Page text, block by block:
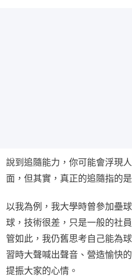
說到追隨能力，你可能會浮現
面，但其實，真正的追隨指的
以我為例，我大學時曾參加壘
球，技術很差，只是一般的社
管如此，我仍舊思考自己能為
習時大聲喊出聲音、營造愉快
提振大家的心情。